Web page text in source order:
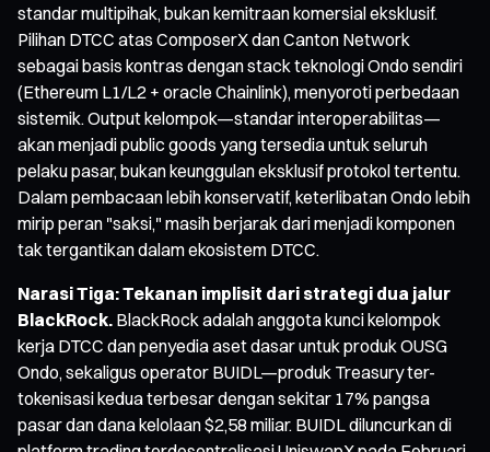
standar multipihak, bukan kemitraan komersial eksklusif.
Pilihan DTCC atas ComposerX dan Canton Network
sebagai basis kontras dengan stack teknologi Ondo sendiri
(Ethereum L1/L2 + oracle Chainlink), menyoroti perbedaan
sistemik. Output kelompok—standar interoperabilitas—
akan menjadi public goods yang tersedia untuk seluruh
pelaku pasar, bukan keunggulan eksklusif protokol tertentu.
Dalam pembacaan lebih konservatif, keterlibatan Ondo lebih
mirip peran "saksi," masih berjarak dari menjadi komponen
tak tergantikan dalam ekosistem DTCC.
Narasi Tiga: Tekanan implisit dari strategi dua jalur
BlackRock. BlackRock adalah anggota kunci kelompok
kerja DTCC dan penyedia aset dasar untuk produk OUSG
Ondo, sekaligus operator BUIDL—produk Treasury ter-
tokenisasi kedua terbesar dengan sekitar 17% pangsa
pasar dan dana kelolaan $2,58 miliar. BUIDL diluncurkan di